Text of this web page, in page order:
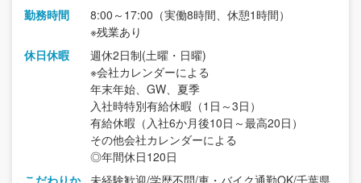
勤務時間
8:00～17:00（実働8時間、休憩1時間）
※残業あり
休日休暇
週休2日制(土曜・日曜)
※会社カレンダーによる
年末年始、GW、夏季
入社時特別有給休暇（1日～3日）
有給休暇（入社6か月後10日～最高20日）
その他会社カレンダーによる
◎年間休日120日
こだわりか 未経験歓迎/学歴不問/車・バイク通勤OK/千葉県